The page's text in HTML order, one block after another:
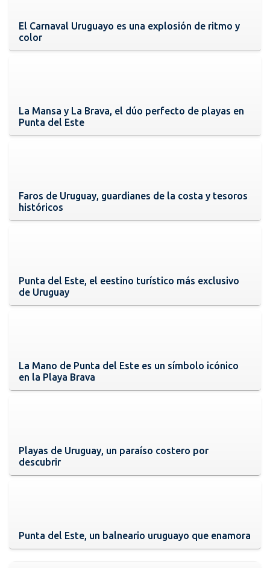
El Carnaval Uruguayo es una explosión de ritmo y
color
La Mansa y La Brava, el dúo perfecto de playas en
Punta del Este
Faros de Uruguay, guardianes de la costa y tesoros
históricos
Punta del Este, el eestino turístico más exclusivo
de Uruguay
La Mano de Punta del Este es un símbolo icónico
en la Playa Brava
Playas de Uruguay, un paraíso costero por
descubrir
Punta del Este, un balneario uruguayo que enamora